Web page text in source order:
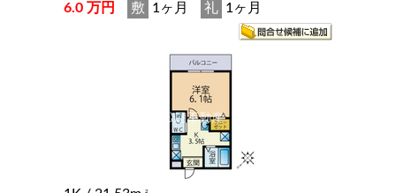
6.0 万円 敷 1ヶ月 礼 1ヶ月
2